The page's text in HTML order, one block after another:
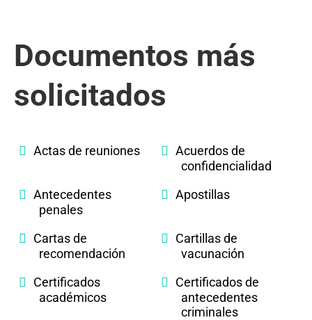
Documentos más
solicitados
Actas de reuniones
Acuerdos de
confidencialidad
Antecedentes
penales
Apostillas
Cartas de
recomendación
Cartillas de
vacunación
Certificados
académicos
Certificados de
antecedentes
criminales